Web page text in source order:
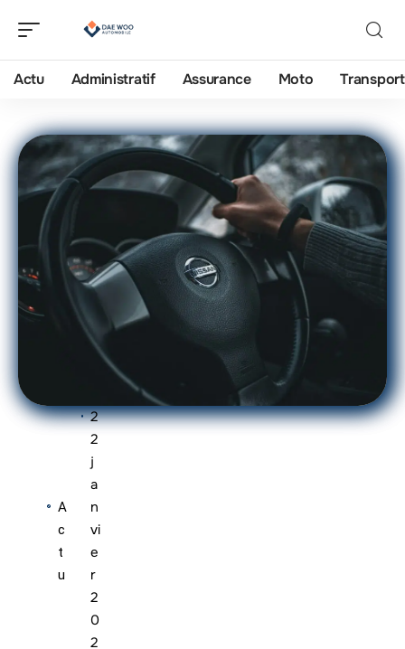
Actu Administratif Assurance Moto Transport
A
c
t
u
2
2
j
a
n
vi
e
r
2
0
2